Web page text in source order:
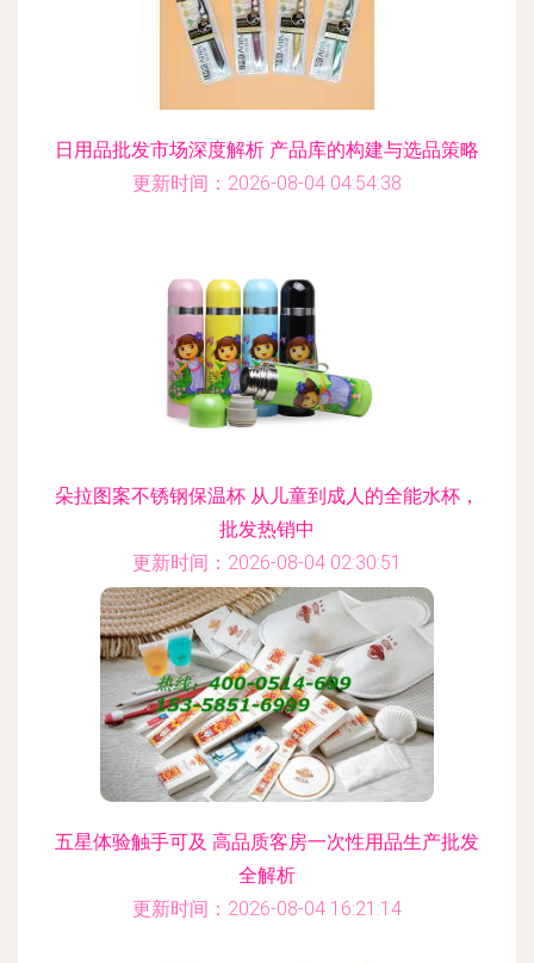
日用品批发市场深度解析 产品库的构建与选品策略
更新时间：2026-08-04 04:54:38
朵拉图案不锈钢保温杯 从儿童到成人的全能水杯，
批发热销中
更新时间：2026-08-04 02:30:51
五星体验触手可及 高品质客房一次性用品生产批发
全解析
更新时间：2026-08-04 16:21:14